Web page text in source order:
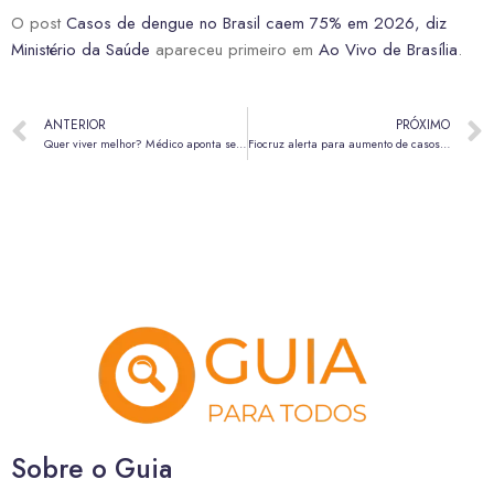
O post Casos de dengue no Brasil caem 75% em 2026, diz
Ministério da Saúde apareceu primeiro em Ao Vivo de Brasília.
ANTERIOR
Quer viver melhor? Médico aponta seis hábitos que fazem diferença na saúde
PRÓXIMO
Fiocruz alerta para aumento de casos de vírus sincicial respiratório; entenda
Sobre o Guia